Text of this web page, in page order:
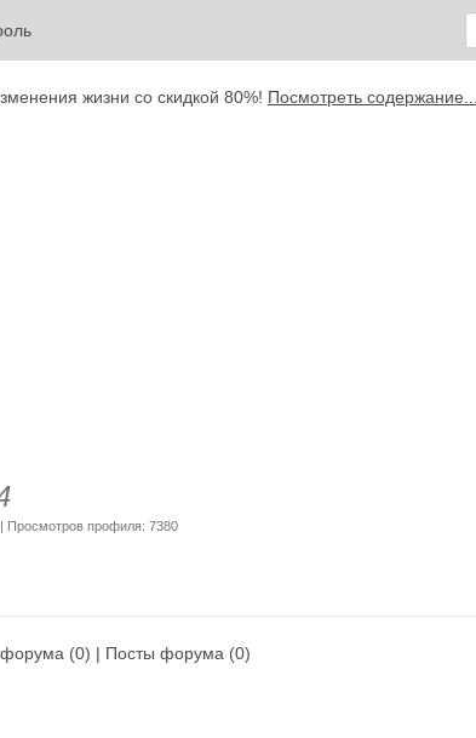
жизни со скидкой 80%! Посмотреть содержание...
| Просмотров профиля: 7380
(0) | Посты форума (0)